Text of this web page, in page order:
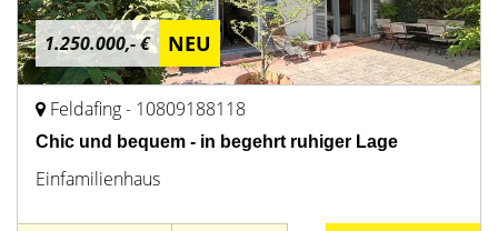
1.250.000,- € NEU
Feldafing - 10809188118
Chic und bequem - in begehrt ruhiger Lage
Einfamilienhaus